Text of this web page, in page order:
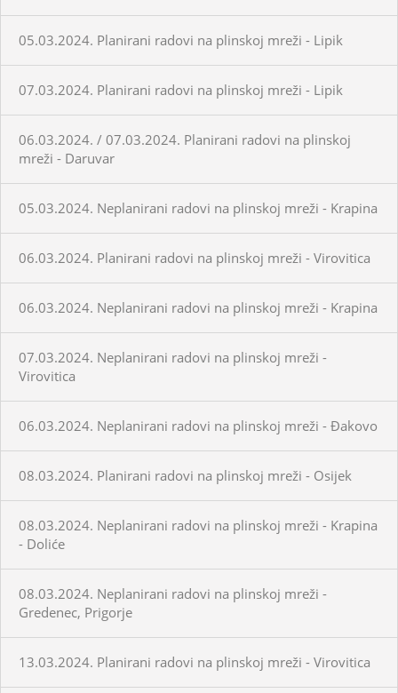
05.03.2024. Planirani radovi na plinskoj mreži - Lipik
07.03.2024. Planirani radovi na plinskoj mreži - Lipik
06.03.2024. / 07.03.2024. Planirani radovi na plinskoj
mreži - Daruvar
05.03.2024. Neplanirani radovi na plinskoj mreži - Krapina
06.03.2024. Planirani radovi na plinskoj mreži - Virovitica
06.03.2024. Neplanirani radovi na plinskoj mreži - Krapina
07.03.2024. Neplanirani radovi na plinskoj mreži -
Virovitica
06.03.2024. Neplanirani radovi na plinskoj mreži - Đakovo
08.03.2024. Planirani radovi na plinskoj mreži - Osijek
08.03.2024. Neplanirani radovi na plinskoj mreži - Krapina
- Doliće
08.03.2024. Neplanirani radovi na plinskoj mreži -
Gredenec, Prigorje
13.03.2024. Planirani radovi na plinskoj mreži - Virovitica